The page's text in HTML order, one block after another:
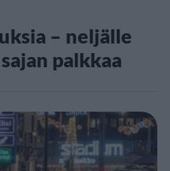
– neljälle
palkkaa